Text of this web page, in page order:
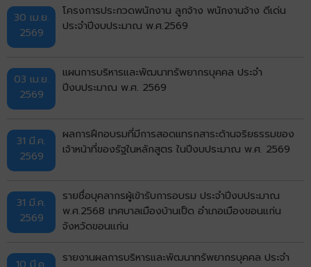
30 เม.ย.
2569
โครงการประกวดพนักงาน ลูกจ้าง พนักงานจ้าง ดีเด่น
ประจำปีงบประมาณ พ.ศ.2569
03 เม.ย.
2569
แผนการบริหารและพัฒนาทรัพยากรบุคคล ประจำ
ปีงบประมาณ พ.ศ. 2569
31 มี.ค.
2569
ผลการฝึกอบรมที่มีการสอดแทรกสาระด้านจริยธรรมของ
เจ้าหน้าที่ของรัฐในหลักสูตร ในปีงบประมาณ พ.ศ. 2569
31 มี.ค.
2569
รายชื่อบุคลากรผู้เข้ารับการอบรม ประจำปีงบประมาณ
พ.ศ.2568 เทศบาลเมืองบ้านเป็ด อำเภอเมืองขอนแก่น
จังหวัดขอนแก่น
รายงานผลการบริหารและพัฒนาทรัพยากรบุคคล ประจำ